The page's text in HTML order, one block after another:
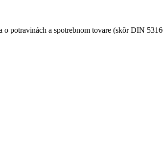
potravinách a spotrebnom tovare (skôr DIN